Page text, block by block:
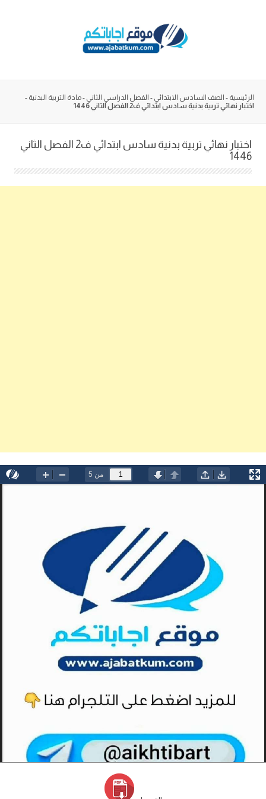
الرئيسية - الصف السادس الابتدائي - الفصل الدراسي الثاني -مادة التربية البدنية -
اختبار نهائي تربية بدنية سادس ابتدائي ف2 الفصل الثاني 1446
اختبار نهائي تربية بدنية سادس ابتدائي ف2 الفصل الثاني
1446